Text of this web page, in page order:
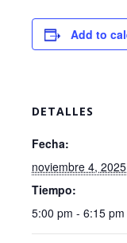
Add to
DETALLES
Fecha:
noviembre 4, 2025
Tiempo:
5:00 pm - 6:15 pm